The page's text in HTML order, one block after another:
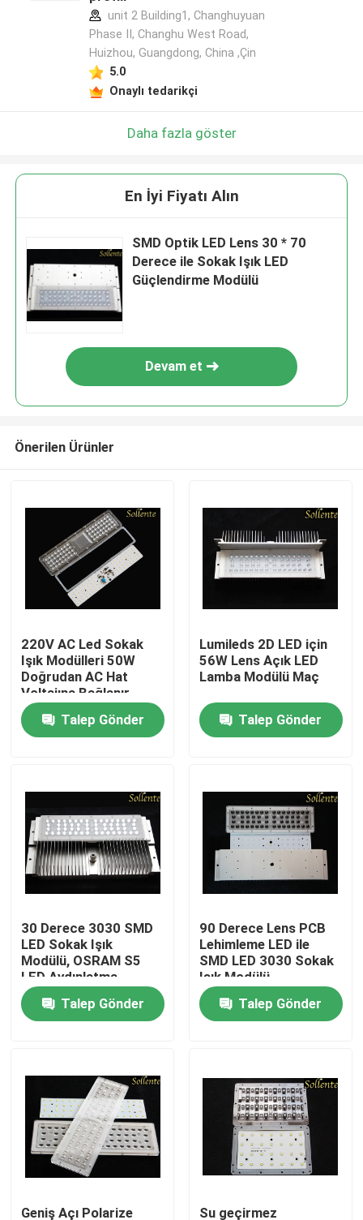
Kişiler
videolar
Sokak Işık Modülü
smd led modülü
LED Lens Dizisi
LED Sokak Işık Güçlendirme Kitleri
unit 2 Building1, Changhuyuan
Phase II, Changhu West Road,
Huizhou, Guangdong, China ,Çin
5.0
Onaylı tedarikçi
Daha fazla göster
En İyi Fiyatı Alın
SMD Optik LED Lens 30 * 70
Derece ile Sokak Işık LED
Güçlendirme Modülü
Devam et
Önerilen Ürünler
220V AC Led Sokak
Işık Modülleri 50W
Doğrudan AC Hat
Voltajına Bağlanır
Talep Gönder
Lumileds 2D LED için
56W Lens Açık LED
Lamba Modülü Maç
Talep Gönder
30 Derece 3030 SMD
LED Sokak Işık
Modülü, OSRAM S5
LED Aydınlatma
Modülleri
Talep Gönder
90 Derece Lens PCB
Lehimleme LED ile
SMD LED 3030 Sokak
Işık Modülü
Talep Gönder
Geniş Açı Polarize Su geçirmez